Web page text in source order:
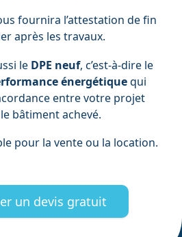
fournira l’attestation de fin
après les travaux.
le DPE neuf, c’est-à-dire le
énergétiquequi
entre votre projet
bâtiment achevé.
pour la vente ou la location.
un devis gratuit